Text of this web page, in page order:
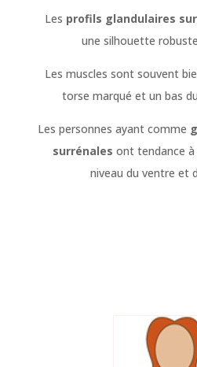
Les profils glandulaires
une silhouette
Les muscles sont souvent
torse marqué et un bas
Les personnes ayant comme
surrénales ont tendance à
niveau du ventre et